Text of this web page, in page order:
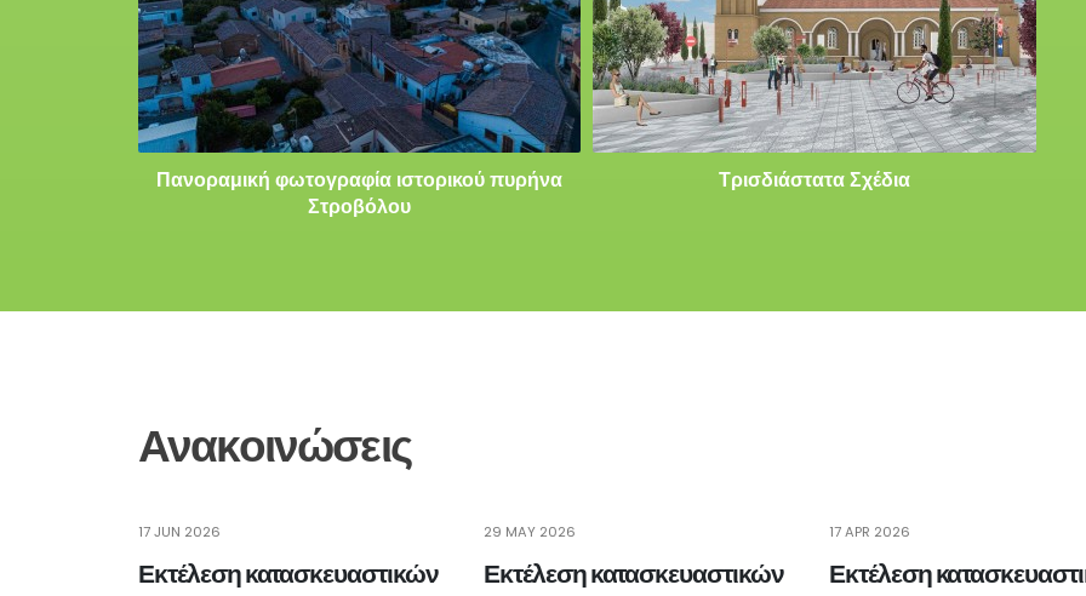
Πανοραμική φωτογραφία ιστορικού πυρήνα
Στροβόλου
Τρισδιάστατα Σχέδια
Ανακοινώσεις
17 JUN 2026
Εκτέλεση κατασκευαστικών
29 MAY 2026
Εκτέλεση κατασκευαστικών
17 APR 2026
Εκτέλεση